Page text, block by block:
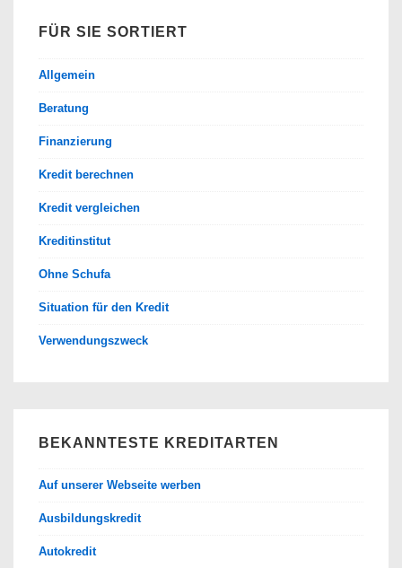
FÜR SIE SORTIERT
Allgemein
Beratung
Finanzierung
Kredit berechnen
Kredit vergleichen
Kreditinstitut
Ohne Schufa
Situation für den Kredit
Verwendungszweck
BEKANNTESTE KREDITARTEN
Auf unserer Webseite werben
Ausbildungskredit
Autokredit